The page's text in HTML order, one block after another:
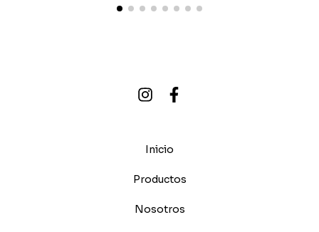
Inicio
Productos
Nosotros